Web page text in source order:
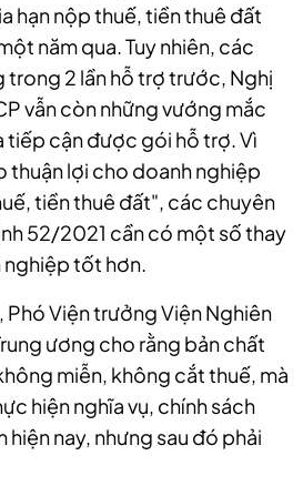
hạn nộp thuế, tiền thuê đất
năm qua. Tuy nhiên, các
trong 2 lần hỗ trợ trước, Nghị
vẫn còn những vướng mắc
tiếp cận được gói hỗ trợ. Vì
thuận lợi cho doanh nghiệp
tiền thuê đất", các chuyên
52/2021 cần có một số thay
tốt hơn.
Phó Viện trưởng Viện Nghiên
ương cho rằng bản chất
miễn, không cắt thuế, mà
hiện nghĩa vụ, chính sách
nay, nhưng sau đó phải